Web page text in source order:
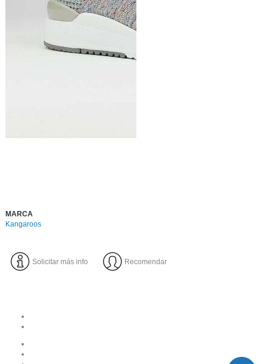
MARCA
Kangaroos
Solicitar más info Recomendar